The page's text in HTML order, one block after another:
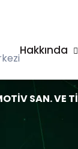
Hakkında
SAN. VE